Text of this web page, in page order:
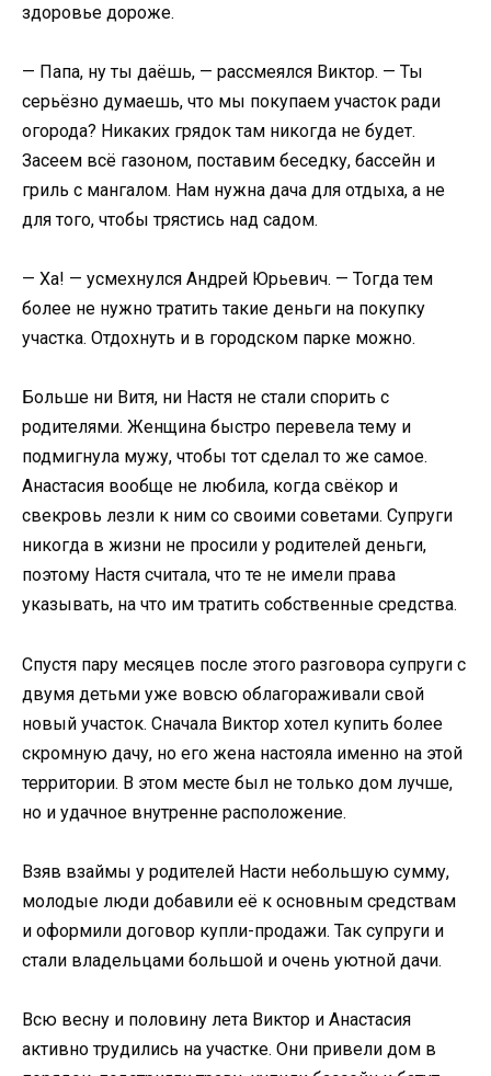
здоровье дороже.
— Папа, ну ты даёшь, — рассмеялся Виктор. — Ты
серьёзно думаешь, что мы покупаем участок ради
огорода? Никаких грядок там никогда не будет.
Засеем всё газоном, поставим беседку, бассейн и
гриль с мангалом. Нам нужна дача для отдыха, а не
для того, чтобы трястись над садом.
— Ха! — усмехнулся Андрей Юрьевич. — Тогда тем
более не нужно тратить такие деньги на покупку
участка. Отдохнуть и в городском парке можно.
Больше ни Витя, ни Настя не стали спорить с
родителями. Женщина быстро перевела тему и
подмигнула мужу, чтобы тот сделал то же самое.
Анастасия вообще не любила, когда свёкор и
свекровь лезли к ним со своими советами. Супруги
никогда в жизни не просили у родителей деньги,
поэтому Настя считала, что те не имели права
указывать, на что им тратить собственные средства.
Спустя пару месяцев после этого разговора супруги с
двумя детьми уже вовсю облагораживали свой
новый участок. Сначала Виктор хотел купить более
скромную дачу, но его жена настояла именно на этой
территории. В этом месте был не только дом лучше,
но и удачное внутренне расположение.
Взяв взаймы у родителей Насти небольшую сумму,
молодые люди добавили её к основным средствам
и оформили договор купли-продажи. Так супруги и
стали владельцами большой и очень уютной дачи.
Всю весну и половину лета Виктор и Анастасия
активно трудились на участке. Они привели дом в